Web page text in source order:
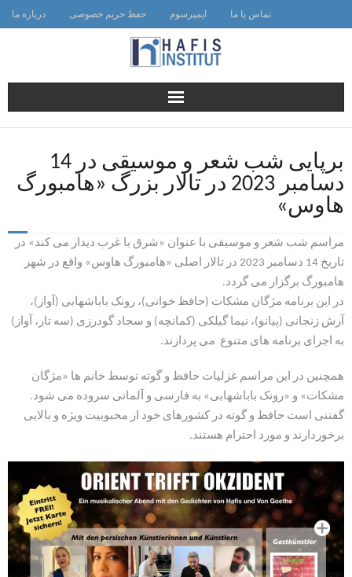
to
درباره ما حفظ حریم خصوصی ایمپرسوم تماس با ما
برپایی شب شعر و موسیقی در 14
دسامبر 2023 در تالار بزرگ «هامبورگ
هاوس»
مراسم شب شعر و موسیقی با عنوان «شرق با غرب دیدار می کند» در
تاریخ 14 دسامبر 2023 در تالار اصلی «هامبورگ هاوس» واقع در شهر
هامبورگ برگزار می گردد.
در این برنامه مژگان مشکات (حافظ خوانی)، رونک باباشهابی (آواز)،
آرش زنجانی (پیانو)، نیما گیلکی (کمانچه) و سجاد گودرزی (سه تار، آواز)
به اجرای برنامه های متنوع می پردازند.
همچنین در این مراسم غزلیات حافظ و گوته توسط خانم ها «مژگان
مشکات» و «رونک باباشهابی» به فارسی و آلمانی سروده می شود.
گفتنی است حافظ و گوته در کشورهای خود از محبوبیت ویژه و بالایی
برخوردارند و مورد احترام هستند.